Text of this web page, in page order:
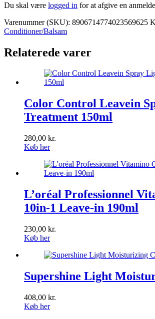
Du skal være logged in for at afgive en
Varenummer (SKU): 8906714774023569625
Conditioner/Balsam
Relaterede varer
Color Control Leavein
Treatment 150ml
280,00 kr.
Køb her
L’oréal Professionnel
10in-1 Leave-in 190ml
230,00 kr.
Køb her
Supershine Light
408,00 kr.
Køb her